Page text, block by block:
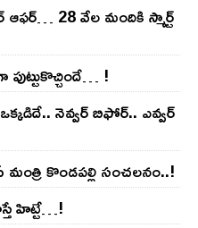
ఆఫ‌ర్‌… 28 వేల మందికి స్మార్ట్
పుట్టుకొచ్చిందే… !
నెవ్వ‌ర్ బిఫోర్‌.. ఎవ్వ‌ర్
కొండ‌ప‌ల్లి సంచ‌ల‌నం..!
హిట్టే…!